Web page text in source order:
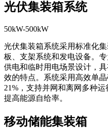
光伏集装箱系统
50kW-500kW
光伏集装箱系统采用标准化
板、支架系统和发电设备。
供电和临时用电场景设计，
效的特点。系统采用高效单
21%，支持并网和离网多种
提高能源自给率。
移动储能集装箱